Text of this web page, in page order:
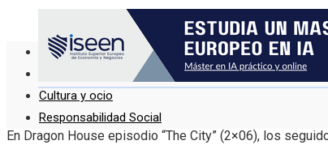
Ciencia y tecnología
Inversiones y negocios
Cultura y ocio
Responsabilidad Social
En Dragon House episodio “The City” (2×06), los